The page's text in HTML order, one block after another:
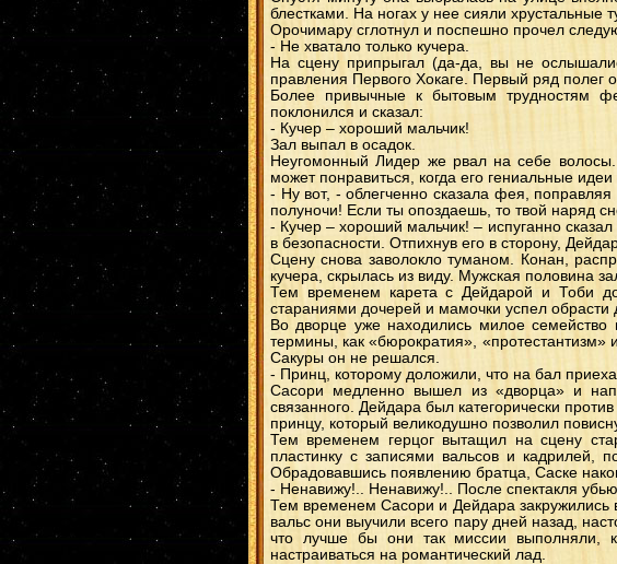
блестками. На ногах у нее сияли хрустальные
Орочимару сглотнул и поспешно прочел
- Не хватало только кучера.
На сцену припрыгал (да-да, вы не
правления Первого Хокаге. Первый ряд полег
Более привычные к бытовым трудностям
поклонился и сказал:
- Кучер – хороший мальчик!
Зал выпал в осадок.
Неугомонный Лидер же рвал на себе
может понравиться, когда его гениальные
- Ну вот, - облегченно сказала фея,
полуночи! Если ты опоздаешь, то твой наряд
- Кучер – хороший мальчик! – испуганно
в безопасности. Отпихнув его в сторону,
Сцену снова заволокло туманом. Конан,
кучера, скрылась из виду. Мужская половина
Тем временем карета с Дейдарой и Тоби
стараниями дочерей и мамочки успел
Во дворце уже находились милое семейство
термины, как «бюрократия»,
Сакуры он не решался.
- Принц, которому доложили, что на бал
Сасори медленно вышел из «дворца» и
связанного. Дейдара был категорически
принцу, который великодушно позволил
Тем временем герцог вытащил на сцену
пластинку с записями вальсов и кадрилей,
Обрадовавшись появлению братца, Саске
- Ненавижу!.. Ненавижу!.. После спектакля
Тем временем Сасори и Дейдара закружились
вальс они выучили всего пару дней назад,
что лучше бы они так миссии выполняли,
настраиваться на романтический лад.